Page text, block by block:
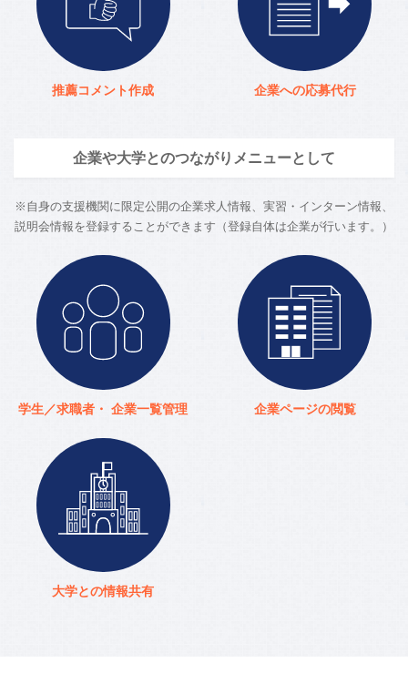
推薦コメント作成 企業への応募代行
企業や大学とのつながりメニューとして
※自身の支援機関に限定公開の企業求人情報、実習・インターン情報、
説明会情報を登録することができます（登録自体は企業が行います。）
学生／求職者・ 企業一覧管理 企業ページの閲覧
大学との情報共有